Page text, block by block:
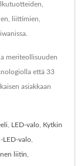
liittimien,
meriteollisuuden
että 33
asiakkaan
LED-valo Kytkin
LED-valo
liitin